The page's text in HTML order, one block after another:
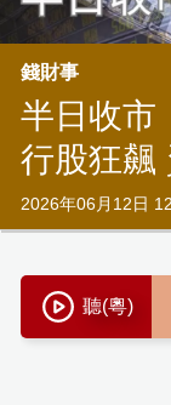
錢財事
半日收市
行股狂飆
2026年06月12日